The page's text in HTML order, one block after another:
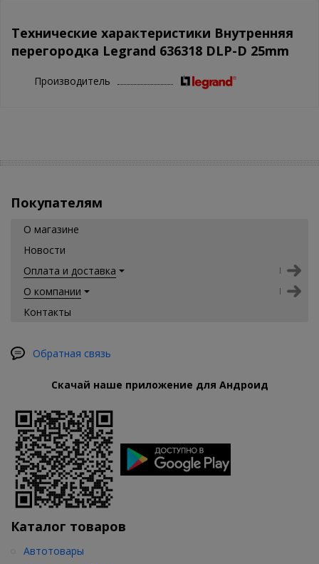
Технические характеристики Внутренняя
перегородка Legrand 636318 DLP-D 25mm
Производитель
Покупателям
О магазине
Новости
Оплата и доставка
О компании
Контакты
Обратная связь
Скачай наше приложение для Андроид
Каталог товаров
Автотовары